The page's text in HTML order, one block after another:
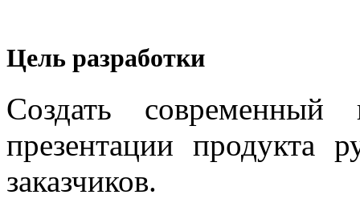
Цель разработки
Создать
презентации продукта
заказчиков.